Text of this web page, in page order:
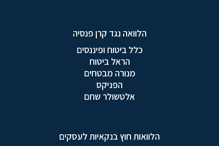
הלוואה נגד קרן פנסיה
כלל ביטוח ופיננסים
הראל ביטוח
מנורה מבטחים
הפניקס
אלטשולר שחם
הלוואות חוץ בנקאיות לעסקים